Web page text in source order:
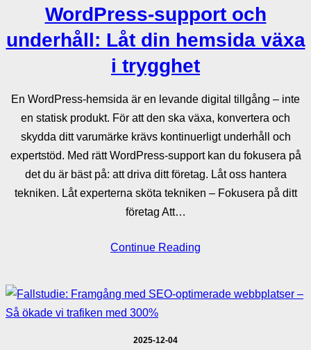
WordPress-support och
underhåll: Låt din hemsida växa
i trygghet
En WordPress-hemsida är en levande digital tillgång – inte
en statisk produkt. För att den ska växa, konvertera och
skydda ditt varumärke krävs kontinuerligt underhåll och
expertstöd. Med rätt WordPress-support kan du fokusera på
det du är bäst på: att driva ditt företag. Låt oss hantera
tekniken. Låt experterna sköta tekniken – Fokusera på ditt
företag Att…
Continue Reading
2025-12-04